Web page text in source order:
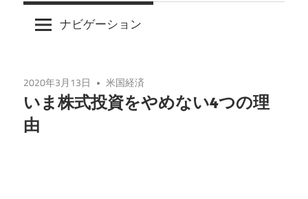
ナビゲーション
2020年3月13日 米国経済
いま株式投資をやめない4つの理
由